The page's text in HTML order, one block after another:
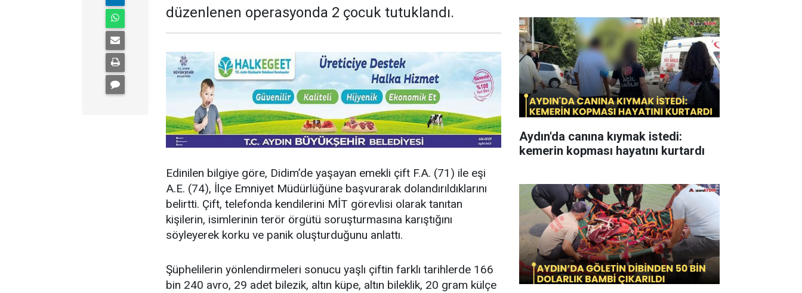
düzenlenen operasyonda 2 çocuk tutuklandı.
Edinilen bilgiye göre, Didim’de yaşayan emekli çift F.A. (71) ile eşi
A.E. (74), İlçe Emniyet Müdürlüğüne başvurarak dolandırıldıklarını
belirtti. Çift, telefonda kendilerini MİT görevlisi olarak tanıtan
kişilerin, isimlerinin terör örgütü soruşturmasına karıştığını
söyleyerek korku ve panik oluşturduğunu anlattı.
Şüphelilerin yönlendirmeleri sonucu yaşlı çiftin farklı tarihlerde 166
bin 240 avro, 29 adet bilezik, altın küpe, altın bileklik, 20 gram külçe
Aydın'da canına kıymak istedi:
kemerin kopması hayatını kurtardı